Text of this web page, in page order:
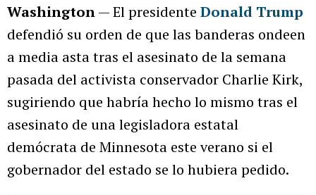
Washington— El presidente Donald Trump
defendió su orden de que las banderas ondeen
a media asta tras el asesinato de la semana
pasada del activista conservador Charlie Kirk,
sugiriendo que habría hecho lo mismo tras el
asesinato de una legisladora estatal
demócrata de Minnesota este verano si el
gobernador del estado se lo hubiera pedido.